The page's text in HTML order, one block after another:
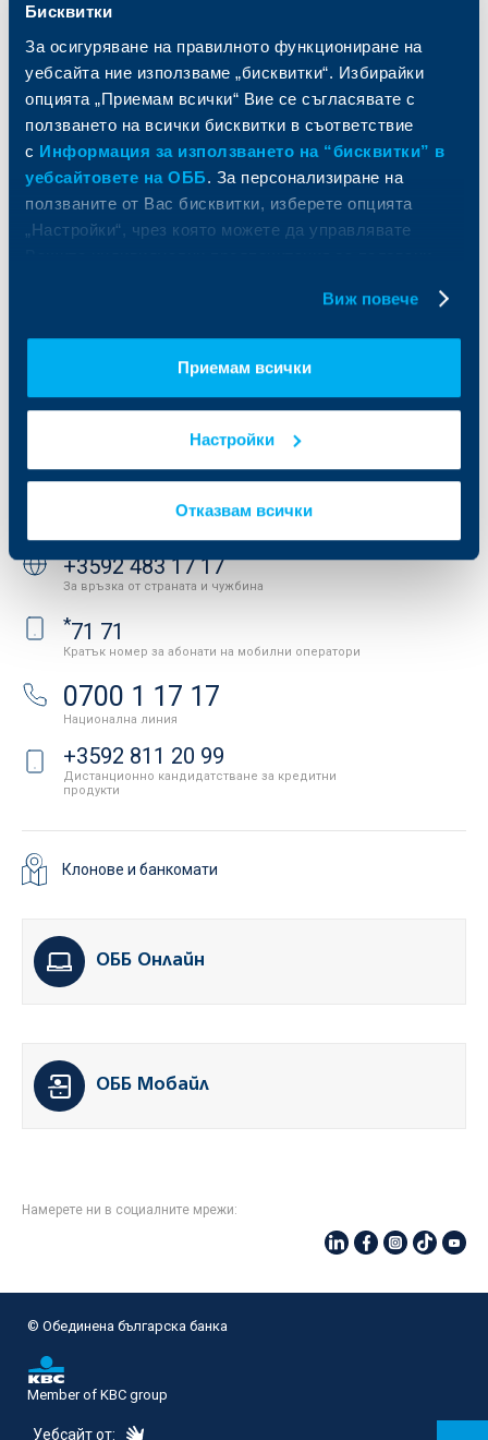
Бисквитки
За осигуряване на правилното функциониране на
уебсайта ние използваме „бисквитки“. Избирайки
опцията „Приемам всички“ Вие се съгласявате с
ползването на всички бисквитки в съответствие
с Информация за използването на “бисквитки” в
уебсайтовете на ОББ. За персонализиране на
ползваните от Вас бисквитки, изберете опцията
„Настройки“, чрез която можете да управлявате
Виж повече
Приемам всички
Настройки
Отказвам всички
Актуализация на клиентски данни
Кредити за собственици на фирми
Финансови институции и суверени
За ОББ
Кои сме ние
За KBC Груп
Управление
Други документи
Новини
Контакти
ОББ Интерлийз
ОББ Пенсионно осигуряване
ОББ Асет мениджмънт
Условия за ползване на сайта
Защита на личните данни
Важни документи
Свържете се с нас
+3592 483 17 17
За връзка от страната и чужбина
*71 71
Кратък номер за абонати на мобилни оператори
0700 1 17 17
Национална линия
+3592 811 20 99
Дистанционно кандидатстване за кредитни
продукти
Клонове и банкомати
ОББ Онлайн
ОББ Мобайл
Намерете ни в социалните мрежи:
© Oбединена българска банка
Member of KBC group
Уебсайт от: eDesign